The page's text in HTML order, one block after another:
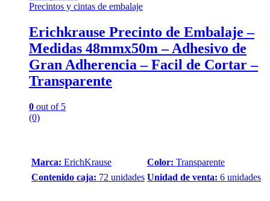
Precintos y cintas de embalaje
Erichkrause Precinto de Embalaje –
Medidas 48mmx50m – Adhesivo de
Gran Adherencia – Facil de Cortar –
Transparente
0 out of 5
(0)
Marca: ErichKrause Color: Transparente
Contenido caja: 72 unidades Unidad de venta: 6 unidades